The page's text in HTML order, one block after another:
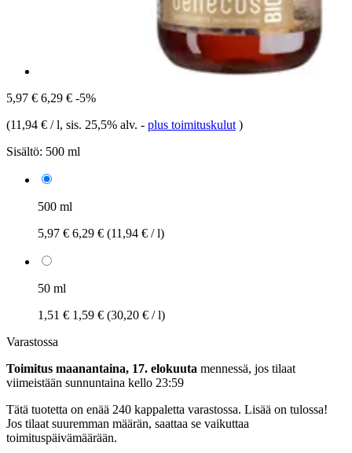
5,97 € 6,29 € -5%
(11,94 € / l, sis. 25,5% alv. - plus toimituskulut )
Sisältö: 500 ml
500 ml
5,97 € 6,29 € (11,94 € / l)
50 ml
1,51 € 1,59 € (30,20 € / l)
Varastossa
Toimitus maanantaina, 17. elokuuta mennessä, jos tilaat
viimeistään sunnuntaina kello 23:59
Tätä tuotetta on enää 240 kappaletta varastossa. Lisää on tulossa!
Jos tilaat suuremman määrän, saattaa se vaikuttaa
toimituspäivämäärään.